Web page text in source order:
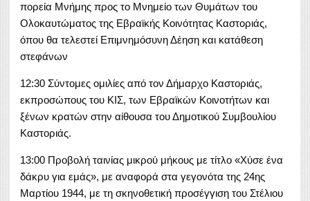
πορεία Μνήμης προς το Μνημείο των Θυμάτων του
Ολοκαυτώματος της Εβραϊκής Κοινότητας Καστοριάς,
όπου θα τελεστεί Επιμνημόσυνη Δέηση και κατάθεση
στεφάνων
12:30 Σύντομες ομιλίες από τον Δήμαρχο Καστοριάς,
εκπροσώπους του ΚΙΣ, των Εβραϊκών Κοινοτήτων και
ξένων κρατών στην αίθουσα του Δημοτικού Συμβουλίου
Καστοριάς.
13:00 Προβολή ταινίας μικρού μήκους με τίτλο «Χύσε ένα
δάκρυ για εμάς», με αναφορά στα γεγονότα της 24ης
Μαρτίου 1944, με τη σκηνοθετική προσέγγιση του Στέλιου